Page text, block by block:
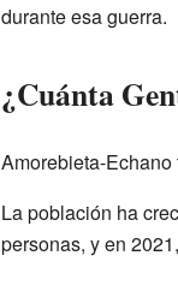
durante esa guerra.
¿Cuánta
Amorebieta-
La población ha
personas, y en